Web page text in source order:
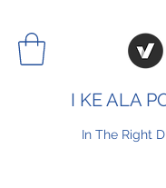
I KE ALA
In The Right